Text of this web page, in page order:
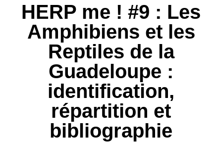
HERP me ! #9 : Les
Amphibiens et les
Reptiles de la
Guadeloupe :
identification,
répartition et
bibliographie